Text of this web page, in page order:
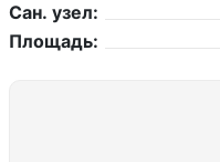
Сан. узел:
Площадь: